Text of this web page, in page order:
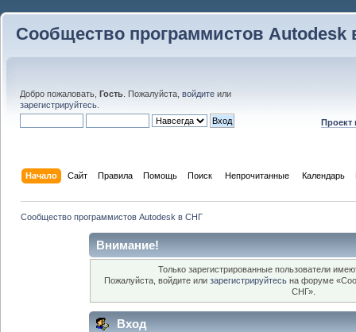
Сообщество программистов Autodesk
Добро пожаловать, Гость . Пожалуйста, войдите или
зарегистрируйтесь
Проект
Начало Сайт Правила Помощь Поиск Непрочитанные Календарь
Сообщество программистов Autodesk в СНГ
Внимание!
Только зарегистрированные пользователи
Пожалуйста, войдите или зарегистрируйтесь на форуме
СНГ».
Вход